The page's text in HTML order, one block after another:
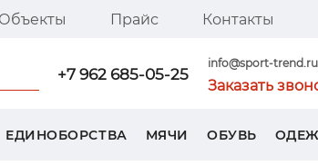
Объекты Прайс Контакты
+7 962 685-05-25
info@sport-trend.ru
Заказать
ЕДИНОБОРСТВА МЯЧИ ОБУВЬ